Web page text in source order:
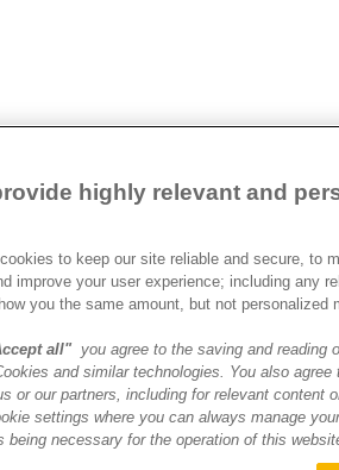
highly relevant and
to keep our site reliable and secure, to
improve your user experience; including any
you the same amount, but not personalized
all"you agree to the saving and reading
and similar technologies. You also
or our partners, including for relevant content
settings where you can always manage
being necessary for the operation of this